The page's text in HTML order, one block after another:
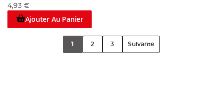
4,93 €
Ajouter Au Panier
1 2 3 Suivante